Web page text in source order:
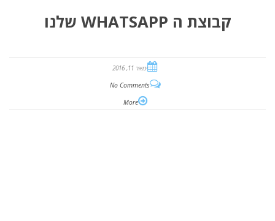
קבוצת ה WHATSAPP שלנו
ינואר 11, 2016
No Comments
More